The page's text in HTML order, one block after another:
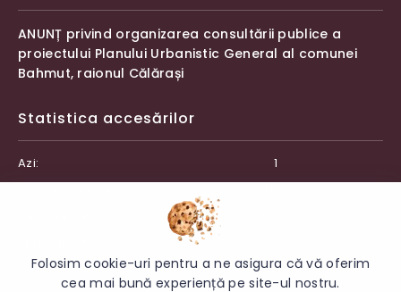
ANUNȚ privind organizarea consultării publice a
proiectului Planului Urbanistic General al comunei
Bahmut, raionul Călărași
Statistica accesărilor
Azi:
1
Folosim cookie-uri pentru a ne asigura că vă oferim
cea mai bună experiență pe site-ul nostru.